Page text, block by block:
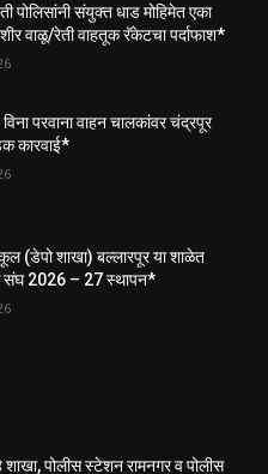
पोलिसांनी संयुक्त धाड मोहिमेत एका
वाळू/रेती वाहतूक रॅकेटचा पर्दाफाश*
परवाना वाहन चालकांवर चंद्रपूर
कारवाई*
(डेपो शाखा) बल्लारपूर या शाळेत
संघ 2026 – 27 स्थापन*
शाखा, पोलीस स्टेशन रामनगर व पोलीस